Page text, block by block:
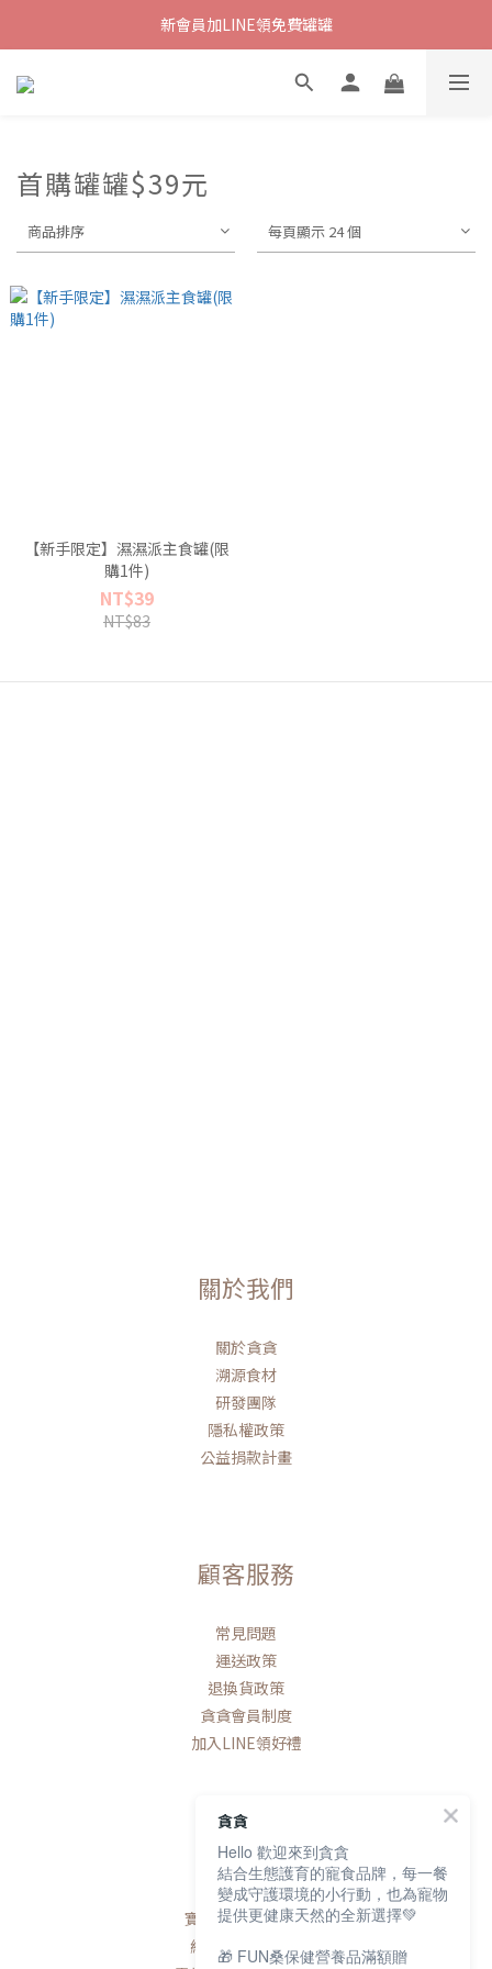
新會員加LINE領免費罐罐
首購罐罐$39元
商品排序 每頁顯示 24 個
【新手限定】濕濕派主食罐(限
購1件)
NT$39
NT$83
關於我們
關於貪貪
溯源食材
研發團隊
隱私權政策
公益捐款計畫
顧客服務
常見問題
運送政策
退換貨政策
貪貪會員制度
加入LINE領好禮
聯絡我們
寶研生技有限公司
統編 / 83163768
貪貪
Hello 歡迎來到貪貪
結合生態護育的寵食品牌，每一餐
變成守護環境的小行動，也為寵物
提供更健康天然的全新選擇💚
🎁 FUN桑保健營養品滿額贈